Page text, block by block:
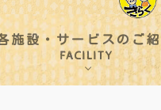
施設・サービスのご
FACILITY